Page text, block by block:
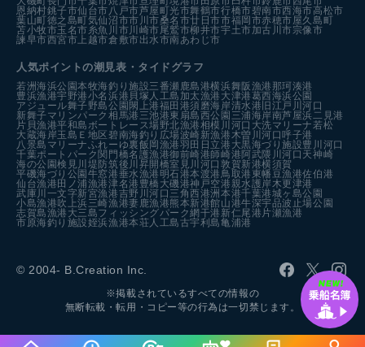
恩納村銚子市仙台市 八戸市芦屋町光市舞鶴市行橋市碧南市西海市高松市
葉山町徳之島町気仙沼市市川市桑名市廿日市市福岡市赤穂市屋久島町
苫小牧市玉名市糸魚川市 川崎市尾鷲市柳井市宇土市加古川市宗像市
諫早市西宮市 上越市倉敷市出水市南あわじ市
人気ポイントの潮見表・タイドグラフ
若洲海浜公園本牧海釣り施設三番瀬 鹿島港横浜舞阪漁港 那珂湊港
豊浜漁港宇野港小名浜港 貝塚人工島 加太漁港 大津港葛西海浜公園
アジュール舞子野島公園閖上港福田港須磨海岸清水港 旧江戸川河口
新舞子マリンパーク 相馬港 三池港東扇島西公園 三浦海岸南芦屋浜 二見港
片貝漁港平和島ボートレース場野北漁港相模川河口 大洗マリーナ 若松
大蔵海岸玉島Ｅ地区碧南海釣り広場波崎新漁港 木曽川河口呼子港
八景島マリーナふれーゆ裏飯岡漁港羽田 日立港 大黒海づり施設豊川河口
千葉ポートパーク関門橋名護漁港御前崎港師崎港阿武隈川河口 天神崎
海の公園検見川堤防筑後川昇開橋室見川河口敦賀新港横須賀
平磯海づり公園牛窓港垂水漁港 明石港本渡港 鳥取港 東幡豆漁港佐伯港
仙台漁港田ノ浦漁港津名港 豊橋 大磯港神戸空港親水護岸 木更津港
武庫川一文字新宮漁港吉野川河口 三角西港洲本港千葉港城ヶ島公園
小島漁港吹上浜三崎漁港妻鹿漁港熊本新港館山港牛深宇品波止場公園
志賀島漁港 大三島フィッシングパーク網干港 新仁尾港 片瀬漁港
市原海釣り施設姪浜漁港本荘人工島古宇利島亀浦港
© 2004- B.Creation Inc.
※掲載されているすべての情報の
無断転載・転用・コピー等の行為は一切禁じます。